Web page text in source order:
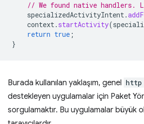
// We found native handlers.
specializedActivityIntent.
context. startActivity(
return true ;
}
Burada kullanılan yaklaşım, genel http
destekleyen uygulamalar için Paket
sorgulamaktır. Bu uygulamalar büyük